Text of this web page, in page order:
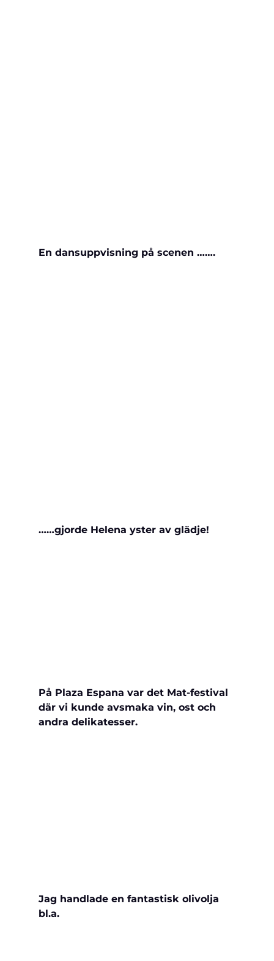
En dansuppvisning på scenen …….
……gjorde Helena yster av glädje!
På Plaza Espana var det Mat-festival
där vi kunde avsmaka vin, ost och
andra delikatesser.
Jag handlade en fantastisk olivolja
bl.a.